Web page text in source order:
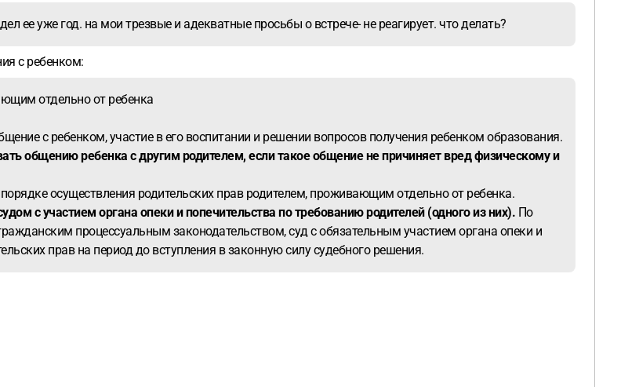
ее уже год. на мои трезвые и адекватные просьбы о встрече- не реагирует. что делать?
с ребенком:
отдельно от ребенка
с ребенком, участие в его воспитании и решении вопросов получения ребенком образования.
общению ребенка с другим родителем, если такое общение не причиняет вред физическому и
осуществления родительских прав родителем, проживающим отдельно от ребенка.
с участием органа опеки и попечительства по требованию родителей (одного из них). По
процессуальным законодательством, суд с обязательным участием органа опеки и
прав на период до вступления в законную силу судебного решения.